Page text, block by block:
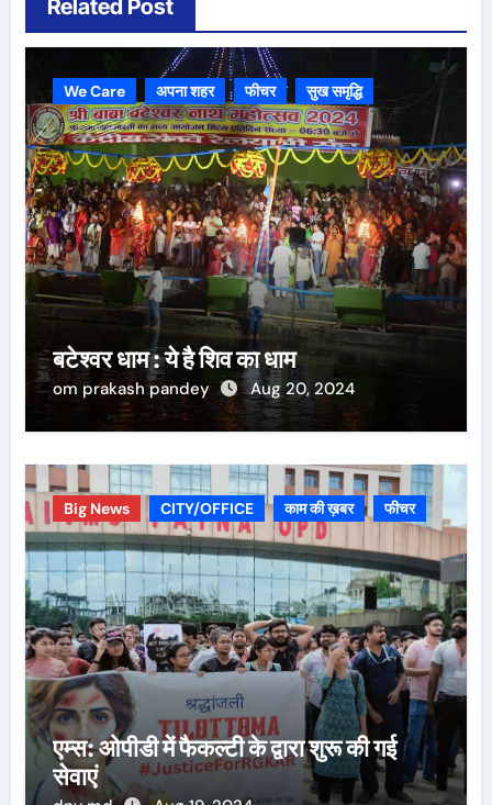
Related Post
We Care अपना शहर फीचर सुख समृद्धि
बटेश्वर धाम : ये है शिव का धाम
om prakash pandey Aug 20, 2024
Big News CITY/OFFICE काम की ख़बर फीचर
एम्स: ओपीडी में फैकल्टी के द्वारा शुरू की गई
सेवाएं